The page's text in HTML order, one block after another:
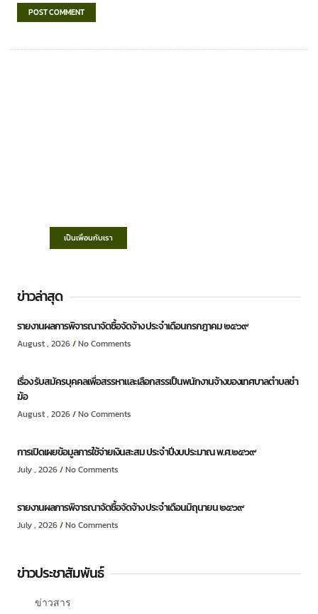
เป็นเพื่อนกับเรา
ข่าวล่าสุด
รายงานผลการพิจารณาจัดซื้อจัดจ้าง ประจำเดือนกรกฎาคม ๒๕๖๙
August , 2026 No Comments
เรื่อง รับสมัครบุคคลเพื่อสรรหาและเลือกสรรเป็นพนักงานจ้างของเทศบาลตำบลชำ
ฆ้อ
August , 2026 No Comments
การเปิดเผยข้อมูลการใช้จ่ายเงินสะสม ประจำปีงบประมาณ พ.ศ.๒๕๖๙
July , 2026 No Comments
รายงานผลการพิจารณาจัดซื้อจัดจ้าง ประจำเดือนมิถุนายน ๒๕๖๙
July , 2026 No Comments
ข่าวประชาสัมพันธ์
ข่าวสาร